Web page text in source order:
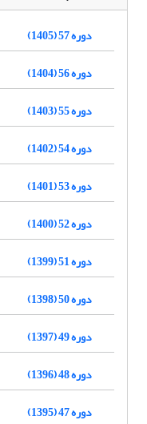
دوره 57 (1405)
دوره 56 (1404)
دوره 55 (1403)
دوره 54 (1402)
دوره 53 (1401)
دوره 52 (1400)
دوره 51 (1399)
دوره 50 (1398)
دوره 49 (1397)
دوره 48 (1396)
دوره 47 (1395)